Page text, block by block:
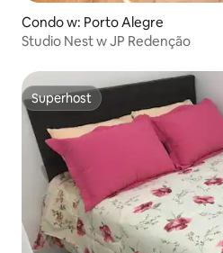
Condo w: Porto Alegre
Studio Nest w JP Redenção
Superhost
Superhost